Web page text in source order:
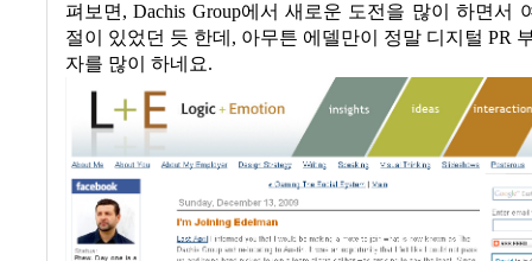
펴보면, Dachis Group에서 새로운 도전을 많이 하면서
절이 있었던 듯 한데 , 아무튼 에델만이 정말 디지털 PR
자를 많이 하네요.